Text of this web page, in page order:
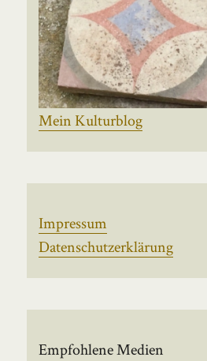
Mein Kulturblog
Impressum
Datenschutzerklärung
Empfohlene Medien